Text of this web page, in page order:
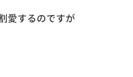
愛するのですが